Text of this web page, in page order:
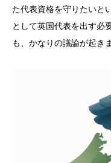
た代表資格を守りたいと
として英国代表を出す必
も、かなりの議論が起き